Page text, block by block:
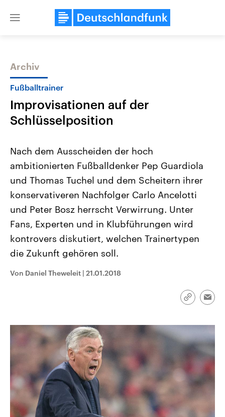
Close
Themen
Landtagswahl Sachsen-Anhalt
2026
Alle Informationen
Sachsen-Anhalt wählt am 6.
September 2026 einen neuen
Landtag. Seit 2021 wird das
Bundesland von einer Koalition aus
CDU, SPD und FDP regiert.-
Umfragen, Prognosen,
Wahlprogramme, aktuelle Berichte
und Hintergründe zu den Parteien
Wahl.
USA
Aktuelle Beiträge,
Hintergründe
Wirtschaftlich und
gehören die Vereinigten
den mächtigsten Ländern
mit großem Einfluss auf
aktuelle Weltgeschehen.
Sendungen Programm
Archiv
Fußballtrainer
Improvisationen auf der
Schlüsselposition
Nach dem Ausscheiden der hoch
ambitionierten Fußballdenker Pep Guardiola
und Thomas Tuchel und dem Scheitern ihrer
konservativeren Nachfolger Carlo Ancelotti
und Peter Bosz herrscht Verwirrung. Unter
Fans, Experten und in Klubführungen wird
kontrovers diskutiert, welchen Trainertypen
die Zukunft gehören soll.
Von Daniel Theweleit | 21.01.2018
Link